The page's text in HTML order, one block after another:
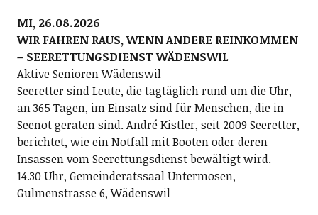
MI, 26.08.2026
WIR FAHREN RAUS, WENN ANDERE REINKOMMEN
– SEERETTUNGSDIENST WÄDENSWIL
Aktive Senioren Wädenswil
Seeretter sind Leute, die tagtäglich rund um die Uhr,
an 365 Tagen, im Einsatz sind für Menschen, die in
Seenot geraten sind. André Kistler, seit 2009 Seeretter,
berichtet, wie ein Notfall mit Booten oder deren
Insassen vom Seerettungsdienst bewältigt wird.
14.30 Uhr, Gemeinderatssaal Untermosen,
Gulmenstrasse 6, Wädenswil